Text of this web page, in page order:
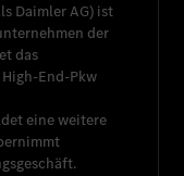
Daimler AG) ist
der
das
End-Pkw
eine weitere